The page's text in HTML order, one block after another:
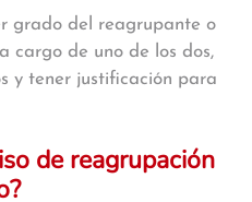
grado del reagrupante o
cargo de uno de los dos,
y tener justificación para
de reagrupación